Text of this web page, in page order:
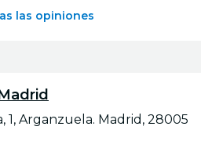
las opiniones
1, Arganzuela. Madrid, 28005